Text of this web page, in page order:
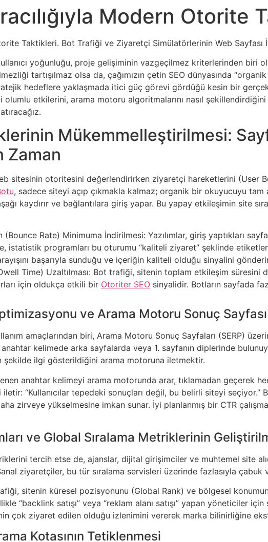
Modern Otorite
Taktikleri. Bot Trafiği ve Ziyaretçi Simülatörlerinin Web Sayfası
yoğunluğu, proje gelişiminin vazgeçilmez kriterlerinden biri
tartışılmaz olsa da, çağımızın çetin SEO dünyasında
hedeflere yaklaşmada itici güç görevi gördüğü kesin bir
etkilerini, arama motoru algoritmalarını nasıl
Mükemmelleştirilmesi:
Zaman
sitesinin otoritesini değerlendirirken ziyaretçi hareketlerini (User
, sadece siteyi açıp çıkmakla kalmaz; organik bir okuyucuyu tam
kaydırır ve bağlantılara giriş yapar. Bu yapay etkileşimin site
(Bounce Rate) Minimuma İndirilmesi: Yazılımlar, giriş yaptıkları
istatistik programları bu oturumu “kaliteli ziyaret” şeklinde
başarıyla sunduğu ve içeriğin kaliteli olduğu sinyalini
Time) Uzaltılması: Bot trafiği, sitenin toplam etkileşim süresini
için oldukça etkili bir Otoriter SEO sinyalidir. Botların sayfada
ve Arama Motoru Sonuç Sayfası
amaçlarından biri, Arama Motoru Sonuç Sayfaları (SERP)
kelimede arka sayfalarda veya 1. sayfanın diplerinde
ilgi gösterildiğini arama motoruna iletmektir.
anahtar kelimeyi arama motorunda arar, tıklamadan geçerek
“Kullanıcılar tepedeki sonuçları değil, bu belirli siteyi
zirveye yükselmesine imkan sunar. İyi planlanmış bir CTR
ve Global Sıralama Metriklerinin
tercih etse de, ajanslar, dijital girişimciler ve muhtemel site
ziyaretçiler, bu tür sıralama servisleri üzerinde fazlasıyla
sitenin küresel pozisyonunu (Global Rank) ve bölgesel
“backlink satışı” veya “reklam alanı satışı” yapan yöneticiler
çok ziyaret edilen olduğu izlenimini vererek marka bilinirliğine
Kotasının Tetiklenmesi